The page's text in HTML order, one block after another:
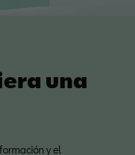
una
y el